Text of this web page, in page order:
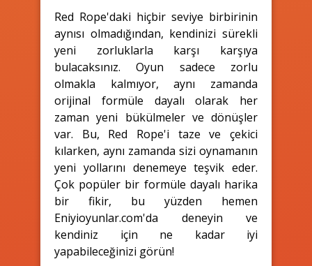
Red Rope'daki hiçbir seviye birbirinin
aynısı olmadığından, kendinizi sürekli
yeni zorluklarla karşı karşıya
bulacaksınız. Oyun sadece zorlu
olmakla kalmıyor, aynı zamanda
orijinal formüle dayalı olarak her
zaman yeni bükülmeler ve dönüşler
var. Bu, Red Rope'i taze ve çekici
kılarken, aynı zamanda sizi oynamanın
yeni yollarını denemeye teşvik eder.
Çok popüler bir formüle dayalı harika
bir fikir, bu yüzden hemen
Eniyioyunlar.com'da deneyin ve
kendiniz için ne kadar iyi
yapabileceğinizi görün!